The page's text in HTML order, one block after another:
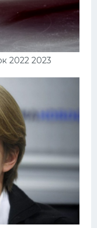
2022 2023